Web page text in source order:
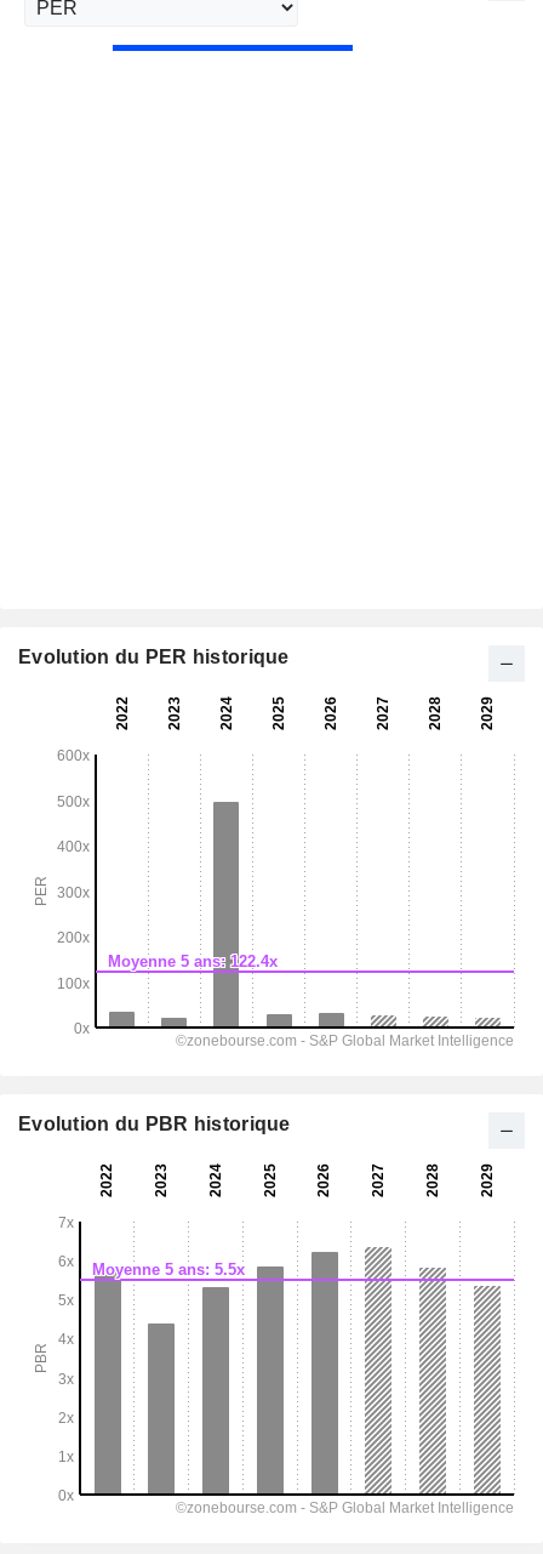
Evolution du PER historique
Evolution du PBR historique